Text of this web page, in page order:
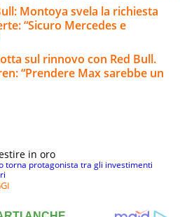
Montoya svela la richiesta
“Sicuro Mercedes e
sul rinnovo con Red Bull.
“Prendere Max sarebbe un
in oro
torna protagonista tra gli investimenti